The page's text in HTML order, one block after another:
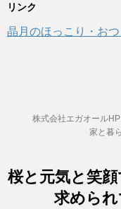
リンク
晶月のほっこり・お
株式会社エガオールHP
家と暮
桜と元気と笑
求めら